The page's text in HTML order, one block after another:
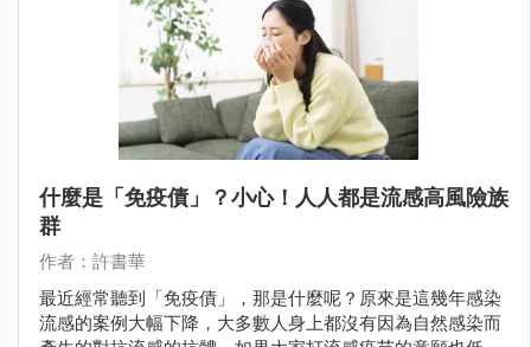
什麼是「免疫債」？小心！人人都是流感高風險族
群
作者：許書華
最近經常聽到「免疫債」，那是什麼呢？原來是這幾年感染
流感的案例大幅下降，大多數人身上都沒有因為自然感染而